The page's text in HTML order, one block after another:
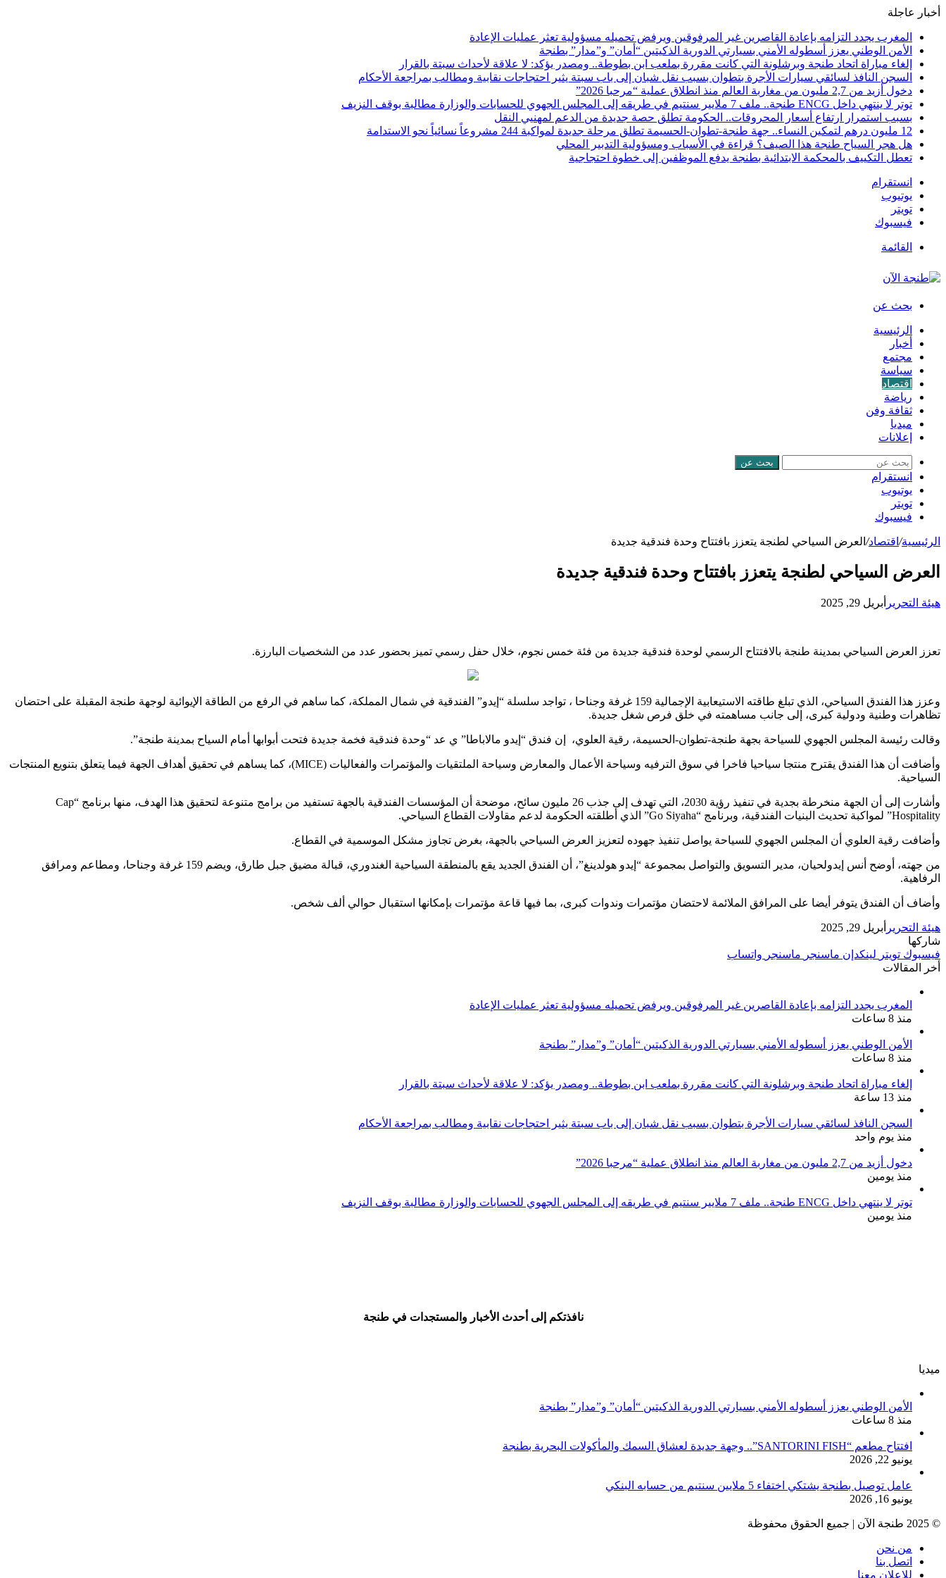
أخبار عاجلة
المغرب يجدد التزامه بإعادة القاصرين غير المرفوقين ويرفض تحميله مسؤولية تعثر عمليات الإعادة
الأمن الوطني يعزز أسطوله الأمني بسيارتي الدورية الذكيتين “أمان” و”مدار” بطنجة
إلغاء مباراة اتحاد طنجة وبرشلونة التي كانت مقررة بملعب ابن بطوطة.. ومصدر يؤكد: لا علاقة لأحداث سبتة بالقرار
السجن النافذ لسائقي سيارات الأجرة بتطوان بسبب نقل شبان إلى باب سبتة يثير احتجاجات نقابية ومطالب بمراجعة الأحكام
دخول أزيد من 2,7 مليون من مغاربة العالم منذ انطلاق عملية “مرحبا 2026”
توتر لا ينتهي داخل ENCG طنجة.. ملف 7 ملايير سنتيم في طريقه إلى المجلس الجهوي للحسابات والوزارة مطالبة بوقف النزيف
بسبب استمرار ارتفاع أسعار المحروقات.. الحكومة تطلق حصة جديدة من الدعم لمهنيي النقل
12 مليون درهم لتمكين النساء.. جهة طنجة-تطوان-الحسيمة تطلق مرحلة جديدة لمواكبة 244 مشروعاً نسائياً نحو الاستدامة
هل هجر السياح طنجة هذا الصيف؟ قراءة في الأسباب ومسؤولية التدبير المحلي
تعطل التكييف بالمحكمة الابتدائية بطنجة يدفع الموظفين إلى خطوة احتجاجية
انستقرام
يوتيوب
تويتر
فيسبوك
القائمة
بحث عن
الرئيسية
أخبار
مجتمع
سياسة
اقتصاد
رياضة
ثقافة وفن
ميديا
إعلانات
بحث عن
انستقرام
يوتيوب
تويتر
فيسبوك
الرئيسية/ اقتصاد/ العرض السياحي لطنجة يتعزز بافتتاح وحدة فندقية جديدة
العرض السياحي لطنجة يتعزز بافتتاح وحدة فندقية جديدة
هيئة التحرير أبريل 29, 2025
تعزز العرض السياحي بمدينة طنجة بالافتتاح الرسمي لوحدة فندقية جديدة من فئة خمس نجوم، خلال حفل رسمي تميز بحضور عدد من الشخصيات البارزة.
وعزز هذا الفندق السياحي، الذي تبلغ طاقته الاستيعابية الإجمالية 159 غرفة وجناحا ، تواجد سلسلة “إيدو” الفندقية في شمال المملكة، كما ساهم في الرفع من الطاقة الإيوائية لوجهة طنجة المقبلة على احتضان
تظاهرات وطنية ودولية كبرى، إلى جانب مساهمته في خلق فرص شغل جديدة.
وقالت رئيسة المجلس الجهوي للسياحة بجهة طنجة-تطوان-الحسيمة، رقية العلوي، إن فندق “إيدو مالاباطا” ي عد “وحدة فندقية فخمة جديدة فتحت أبوابها أمام السياح بمدينة طنجة”.
وأضافت أن هذا الفندق يقترح منتجا سياحيا فاخرا في سوق الترفيه وسياحة الأعمال والمعارض وسياحة الملتقيات والمؤتمرات والفعاليات (MICE)، كما يساهم في تحقيق أهداف الجهة فيما يتعلق بتنويع المنتجات
السياحية.
وأشارت إلى أن الجهة منخرطة بجدية في تنفيذ رؤية 2030، التي تهدف إلى جذب 26 مليون سائح، موضحة أن المؤسسات الفندقية بالجهة تستفيد من برامج متنوعة لتحقيق هذا الهدف، منها برنامج “Cap
Hospitality” لمواكبة تحديث البنيات الفندقية، وبرنامج “Go Siyaha” الذي أطلقته الحكومة لدعم مقاولات القطاع السياحي.
وأضافت رقية العلوي أن المجلس الجهوي للسياحة يواصل تنفيذ جهوده لتعزيز العرض السياحي بالجهة، بغرض تجاوز مشكل الموسمية في القطاع.
من جهته، أوضح أنس إيدولحيان، مدير التسويق والتواصل بمجموعة “إيدو هولدينغ”، أن الفندق الجديد يقع بالمنطقة السياحية الغندوري، قبالة مضيق جبل طارق، ويضم 159 غرفة وجناحا، ومطاعم ومرافق
الرفاهية.
وأضاف أن الفندق يتوفر أيضا على المرافق الملائمة لاحتضان مؤتمرات وندوات كبرى، بما فيها قاعة مؤتمرات بإمكانها استقبال حوالي ألف شخص.
هيئة التحرير أبريل 29, 2025
شاركها
فيسبوك تويتر لينكدإن ماسنجر ماسنجر واتساب
أخر المقالات
المغرب يجدد التزامه بإعادة القاصرين غير المرفوقين ويرفض تحميله مسؤولية تعثر عمليات الإعادة
منذ 8 ساعات
الأمن الوطني يعزز أسطوله الأمني بسيارتي الدورية الذكيتين “أمان” و”مدار” بطنجة
منذ 8 ساعات
إلغاء مباراة اتحاد طنجة وبرشلونة التي كانت مقررة بملعب ابن بطوطة.. ومصدر يؤكد: لا علاقة لأحداث سبتة بالقرار
منذ 13 ساعة
السجن النافذ لسائقي سيارات الأجرة بتطوان بسبب نقل شبان إلى باب سبتة يثير احتجاجات نقابية ومطالب بمراجعة الأحكام
منذ يوم واحد
دخول أزيد من 2,7 مليون من مغاربة العالم منذ انطلاق عملية “مرحبا 2026”
منذ يومين
توتر لا ينتهي داخل ENCG طنجة.. ملف 7 ملايير سنتيم في طريقه إلى المجلس الجهوي للحسابات والوزارة مطالبة بوقف النزيف
منذ يومين
نافذتكم إلى أحدث الأخبار والمستجدات في طنجة
ميديا
الأمن الوطني يعزز أسطوله الأمني بسيارتي الدورية الذكيتين “أمان” و”مدار” بطنجة
منذ 8 ساعات
افتتاح مطعم “SANTORINI FISH”.. وجهة جديدة لعشاق السمك والمأكولات البحرية بطنجة
يونيو 22, 2026
عامل توصيل بطنجة يشتكي اختفاء 5 ملايين سنتيم من حسابه البنكي
يونيو 16, 2026
© 2025 طنجة الآن | جميع الحقوق محفوظة
من نحن
اتصل بنا
للإعلان معنا